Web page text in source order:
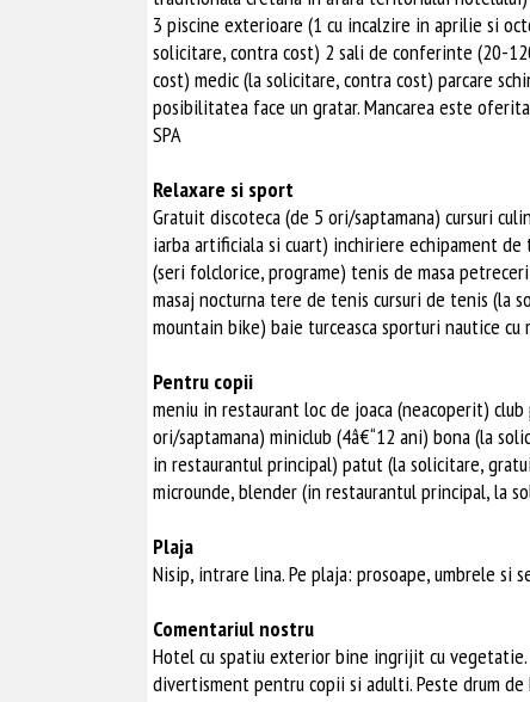
3 piscine exterioare (1 cu incalzire in aprilie si
solicitare, contra cost) 2 sali de conferinte (20-
cost) medic (la solicitare, contra cost) parcare
posibilitatea face un gratar. Mancarea este
SPA
Relaxare si sport
Gratuit discoteca (de 5 ori/saptamana) cursuri
iarba artificiala si cuart) inchiriere echipament
(seri folclorice, programe) tenis de masa
masaj nocturna tere de tenis cursuri de tenis
mountain bike) baie turceasca sporturi nautice cu
Pentru copii
meniu in restaurant loc de joaca (neacoperit)
ori/saptamana) miniclub (4â€“12 ani) bona (la
in restaurantul principal) patut (la solicitare,
microunde, blender (in restaurantul principal, la
Plaja
Nisip, intrare lina. Pe plaja: prosoape, umbrele si
Comentariul nostru
Hotel cu spatiu exterior bine ingrijit cu
divertisment pentru copii si adulti. Peste drum